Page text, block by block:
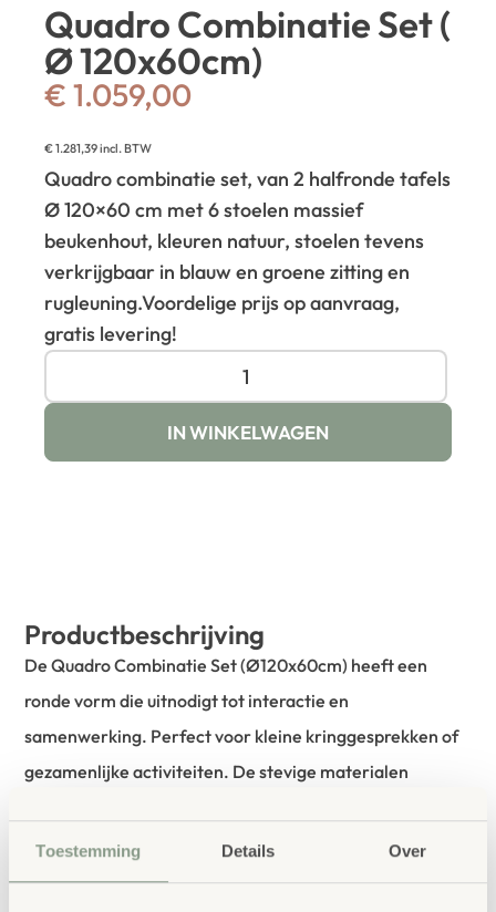
Toestemming Details Over
Quadro Combinatie Set (
Ø 120x60cm)
€ 1.059,00
€1.281,39incl. BTW
Quadro combinatie set, van 2 halfronde tafels
Ø 120×60 cm met 6 stoelen massief
beukenhout, kleuren natuur, stoelen tevens
verkrijgbaar in blauw en groene zitting en
rugleuning.Voordelige prijs op aanvraag,
gratis levering!
IN WINKELWAGEN
Productbeschrijving
De Quadro Combinatie Set (Ø120x60cm) heeft een
ronde vorm die uitnodigt tot interactie en
samenwerking. Perfect voor kleine kringgesprekken of
gezamenlijke activiteiten. De stevige materialen
Vertrouwdbestellen bij School